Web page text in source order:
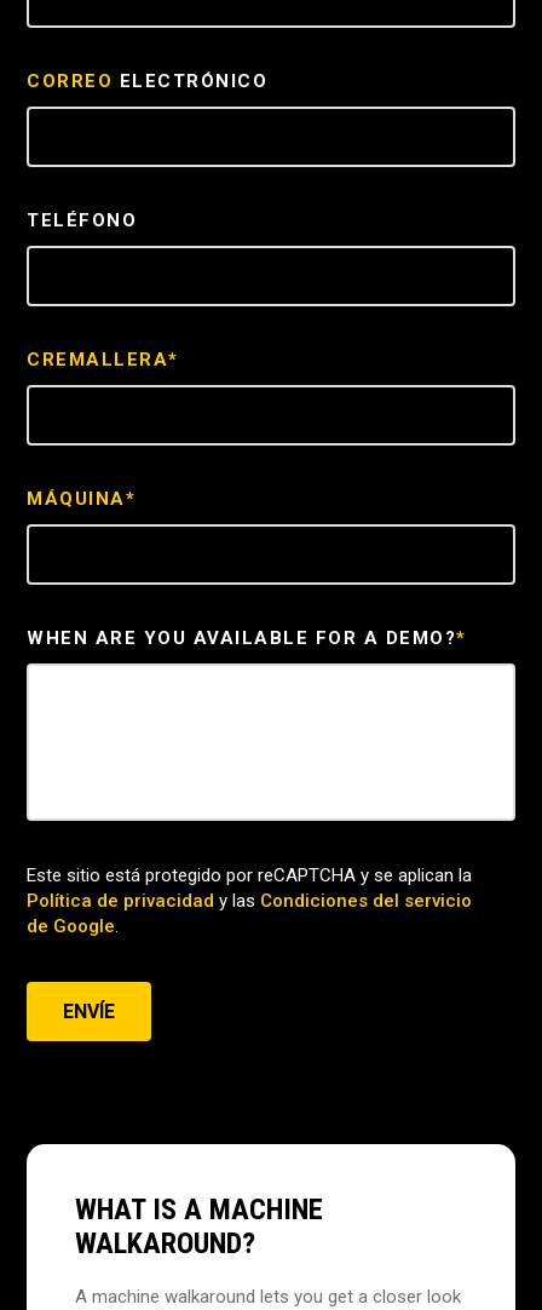
CORREO ELECTRÓNICO
TELÉFONO
CREMALLERA*
MÁQUINA*
WHEN ARE YOU AVAILABLE FOR A DEMO?*
Este sitio está protegido por reCAPTCHA y se aplican la
Política de privacidad y las Condiciones del servicio
de Google.
ENVÍE
WHAT IS A MACHINE
WALKAROUND?
A machine walkaround lets you get a closer look